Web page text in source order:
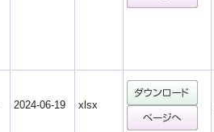
2024-06-19 xlsx